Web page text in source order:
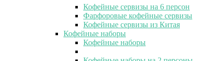
Кофейные сервизы на 6 персон
Фарфоровые кофейные сервизы
Кофейные сервизы из Китая
Кофейные наборы
Кофейные наборы